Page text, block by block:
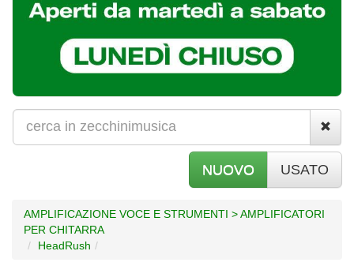
NUOVO USATO
AMPLIFICAZIONE VOCE E STRUMENTI > AMPLIFICATORI
PER CHITARRA
HeadRush